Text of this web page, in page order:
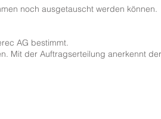
noch ausgetauscht werden können.
AG bestimmt.
Mit der Auftragserteilung anerkennt